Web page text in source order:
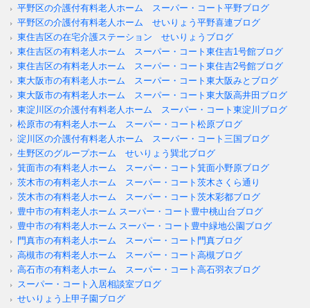
平野区の介護付有料老人ホーム スーパー・コート平野ブログ
平野区の介護付有料老人ホーム せいりょう平野喜連ブログ
東住吉区の在宅介護ステーション せいりょうブログ
東住吉区の有料老人ホーム スーパー・コート東住吉1号館ブログ
東住吉区の有料老人ホーム スーパー・コート東住吉2号館ブログ
東大阪市の有料老人ホーム スーパー・コート東大阪みとブログ
東大阪市の有料老人ホーム スーパー・コート東大阪高井田ブログ
東淀川区の介護付有料老人ホーム スーパー・コート東淀川ブログ
松原市の有料老人ホーム スーパー・コート松原ブログ
淀川区の介護付有料老人ホーム スーパー・コート三国ブログ
生野区のグループホーム せいりょう巽北ブログ
箕面市の有料老人ホーム スーパー・コート箕面小野原ブログ
茨木市の有料老人ホーム スーパー・コート茨木さくら通り
茨木市の有料老人ホーム スーパー・コート茨木彩都ブログ
豊中市の有料老人ホーム スーパー・コート豊中桃山台ブログ
豊中市の有料老人ホーム スーパー・コート豊中緑地公園ブログ
門真市の有料老人ホーム スーパー・コート門真ブログ
高槻市の有料老人ホーム スーパー・コート高槻ブログ
高石市の有料老人ホーム スーパー・コート高石羽衣ブログ
スーパー・コート入居相談室ブログ
せいりょう上甲子園ブログ